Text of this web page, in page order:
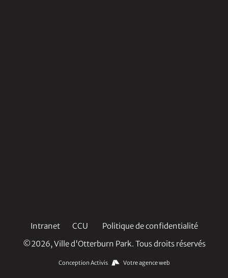
Intranet CCU
Politique de confidentialité
©2026, Ville d'Otterburn Park. Tous droits réservés
Conception Activis Votre agence web